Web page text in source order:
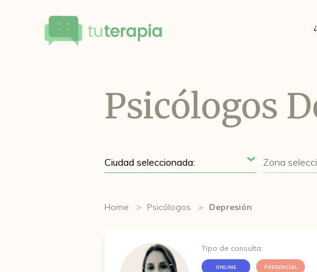
Psicólogos
Home Psicólogos Depresión
Tipo de consulta:
ONLINE PRESENCIAL